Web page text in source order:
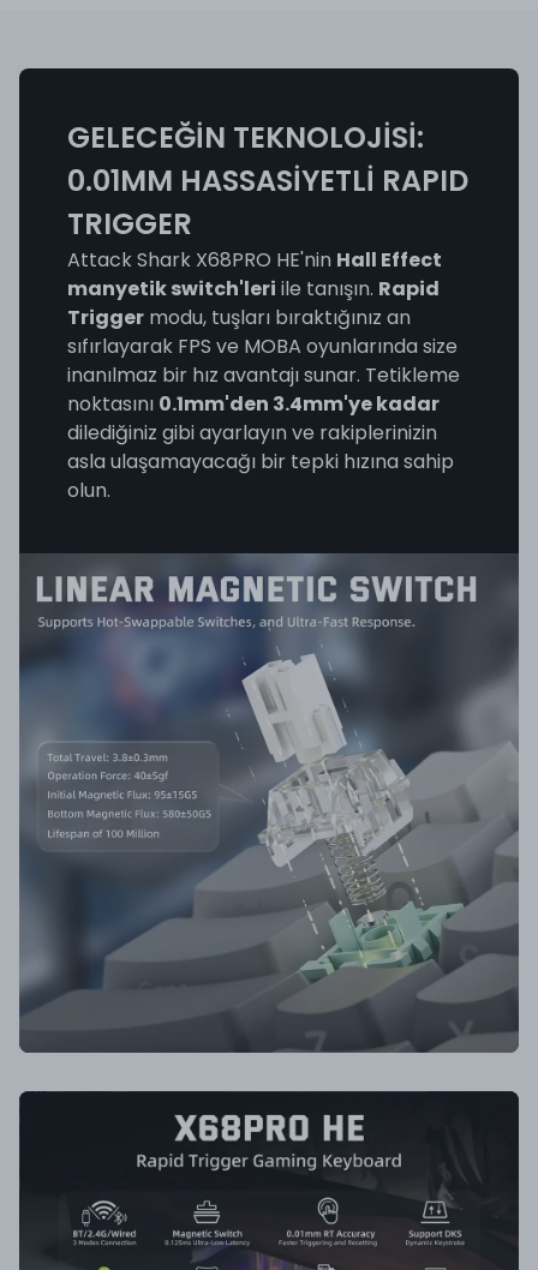
GELECEĞİN TEKNOLOJİSİ:
0.01MM HASSASİYETLİ RAPID
TRIGGER
Attack Shark X68PRO HE'nin Hall Effect
manyetik switch'leri ile tanışın. Rapid
Trigger modu, tuşları bıraktığınız an
sıfırlayarak FPS ve MOBA oyunlarında size
inanılmaz bir hız avantajı sunar. Tetikleme
noktasını 0.1mm'den 3.4mm'ye kadar
dilediğiniz gibi ayarlayın ve rakiplerinizin
asla ulaşamayacağı bir tepki hızına sahip
olun.